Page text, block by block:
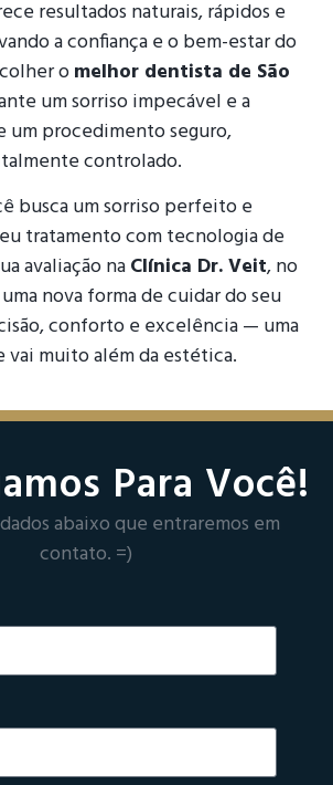
resultados naturais, rápidos e
a confiança e o bem-estar do
omelhor dentista de São
um sorriso impecável e a
um procedimento seguro,
controlado.
busca um sorriso perfeito e
tratamento com tecnologia de
avaliação naClínica Dr. Veit, no
nova forma de cuidar do seu
conforto e excelência — uma
muito além da estética.
Para Você!
abaixo que entraremos em
contato. =)